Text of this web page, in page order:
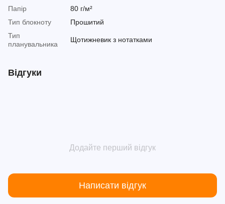
Папір
80 г/м²
Тип блокноту
Прошитий
Тип
планувальника
Щотижневик з нотатками
Відгуки
Додайте перший відгук
Написати відгук